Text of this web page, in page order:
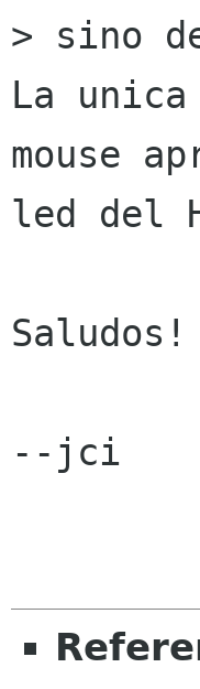
> sino
La
mouse
led del
Saludos!
--jci